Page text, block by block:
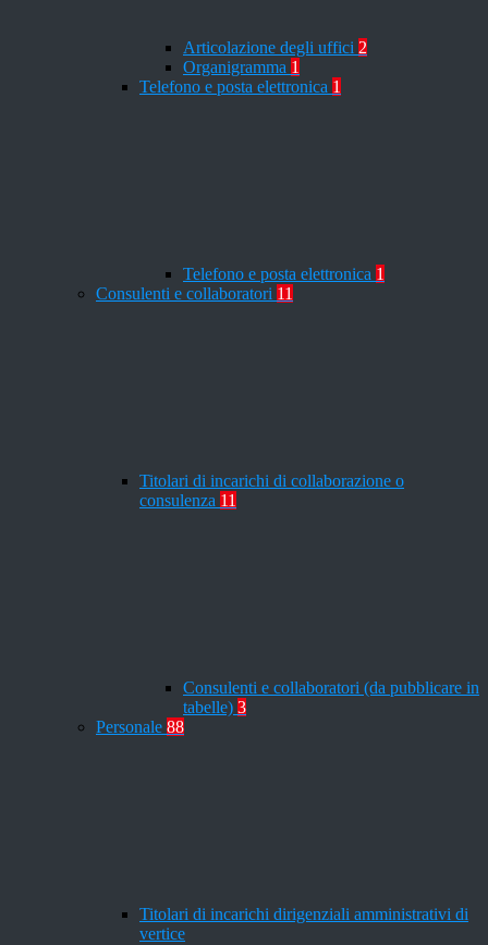
Articolazione degli uffici 2
Organigramma 1
Telefono e posta elettronica 1
Telefono e posta elettronica 1
Consulenti e collaboratori 11
Titolari di incarichi di collaborazione o
consulenza 11
Consulenti e collaboratori (da pubblicare in
tabelle) 3
Personale 88
Titolari di incarichi dirigenziali amministrativi di
vertice